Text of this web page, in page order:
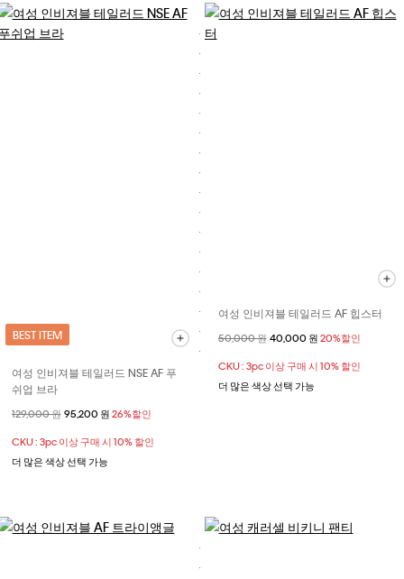
BEST ITEM
여성 인비져블 테일러드 NSE AF 푸
쉬업 브라
할인 전 가격
129,000 원할인된 가격
95,200 원 26%할인
CKU : 3pc 이상 구매 시 10% 할인
더 많은 색상 선택 가능
여성 인비져블 테일러드 AF 힙스터
할인 전 가격
50,000 원할인된 가격
40,000 원 20%할인
CKU : 3pc 이상 구매 시 10% 할인
더 많은 색상 선택 가능